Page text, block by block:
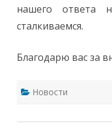
нашего ответа
сталкиваемся.
Благодарю вас за
Новости